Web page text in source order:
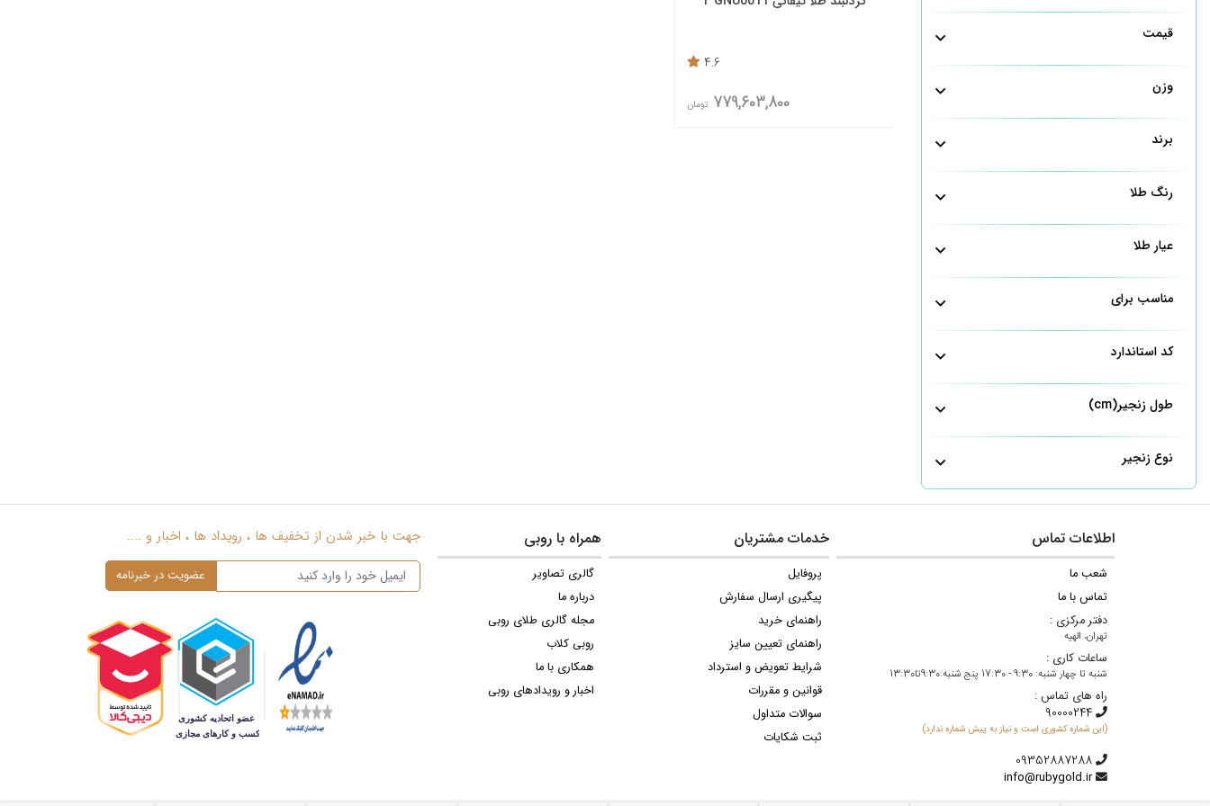
قیمت
وزن
برند
رنگ طلا
عیار طلا
مناسب برای
کد استاندارد
طول زنجیر(cm)
نوع زنجیر
4.6
779,603,800 تومان
اطلاعات تماس
شعب ما
تماس با ما
دفتر مرکزی :
تهران، الهیه
ساعات کاری :
شنبه تا چهار شنبه: 9:30 - 17:30 پنج شنبه:9:30تا13:30
راه های تماس :
(این شماره کشوری است و نیاز به پیش شماره ندارد)
info@rubygold.ir
خدمات مشتریان
پروفایل
پیگیری ارسال سفارش
راهنمای خرید
راهنمای تعیین سایز
شرایط تعویض و استرداد
قوانین و مقررات
سوالات متداول
ثبت شکایات
همراه با روبی
گالری تصاویر
درباره ما
مجله گالری طلای روبی
روبی کلاب
همکاری با ما
اخبار و رویدادهای روبی
جهت با خبر شدن از تخفیف ها ، رویداد ها ، اخبار و ....